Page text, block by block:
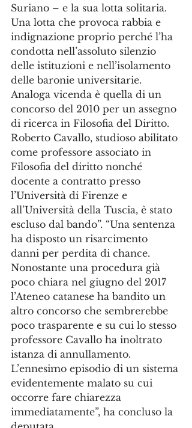
Suriano – e la sua lotta solitaria.
Una lotta che provoca rabbia e
indignazione proprio perché l’ha
condotta nell’assoluto silenzio
delle istituzioni e nell’isolamento
delle baronie universitarie.
Analoga vicenda è quella di un
concorso del 2010 per un assegno
di ricerca in Filosofia del Diritto.
Roberto Cavallo, studioso abilitato
come professore associato in
Filosofia del diritto nonché
docente a contratto presso
l’Università di Firenze e
all’Università della Tuscia, è stato
escluso dal bando”. “Una sentenza
ha disposto un risarcimento
danni per perdita di chance.
Nonostante una procedura già
poco chiara nel giugno del 2017
l’Ateneo catanese ha bandito un
altro concorso che sembrerebbe
poco trasparente e su cui lo stesso
professore Cavallo ha inoltrato
istanza di annullamento.
L’ennesimo episodio di un sistema
evidentemente malato su cui
occorre fare chiarezza
immediatamente”, ha concluso la